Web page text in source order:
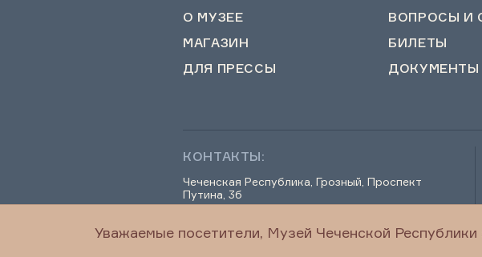
О МУЗЕЕ
ВОПРОСЫ И
МАГАЗИН
БИЛЕТЫ
ДЛЯ ПРЕССЫ
ДОКУМЕНТЫ
КОНТАКТЫ:
Чеченская Республика, Грозный, Проспект
Путина, 3б
Уважаемые посетители, Музей Чеченской Республики